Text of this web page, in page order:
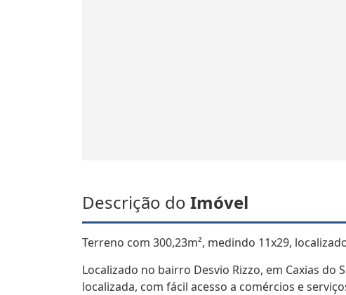
Descrição do Imóvel
Terreno com 300,23m², medindo 11x29,
Localizado no bairro Desvio Rizzo, em Caxias
localizada, com fácil acesso a comércios e